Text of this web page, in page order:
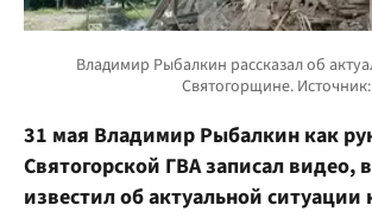
31 мая Владимир Рыбалкин как
Святогорской ГВА записал видео,
известил об актуальной ситуации